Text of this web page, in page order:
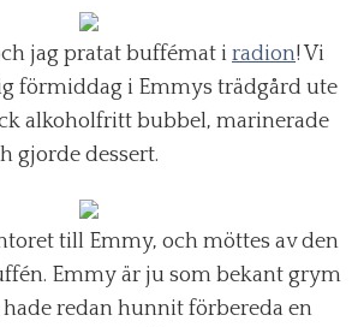
jag pratat buffémat i radion! Vi
förmiddag i Emmys trädgård ute
alkoholfritt bubbel, marinerade
gjorde dessert.
till Emmy, och möttes av den
Emmy är ju som bekant grym
redan hunnit förbereda en